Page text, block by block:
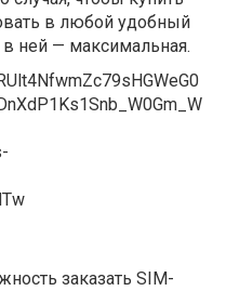
в любой удобный
ней — максимальная.
заказать SIM-